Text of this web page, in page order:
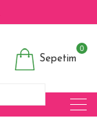
Sepetim
0